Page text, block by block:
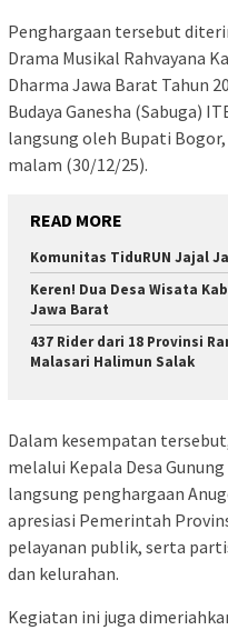
Penghargaan tersebut
Drama Musikal Rahvayana
Dharma Jawa Barat Tahun
Budaya Ganesha (Sabuga)
langsung oleh Bupati Bogor,
malam (30/12/25).
READ MORE
Komunitas TiduRUN Jajal
Keren! Dua Desa Wisata
Jawa Barat
437 Rider dari 18 Provinsi
Malasari Halimun Salak
Dalam kesempatan
melalui Kepala Desa
langsung penghargaan
apresiasi Pemerintah
pelayanan publik, serta
dan kelurahan.
Kegiatan ini juga